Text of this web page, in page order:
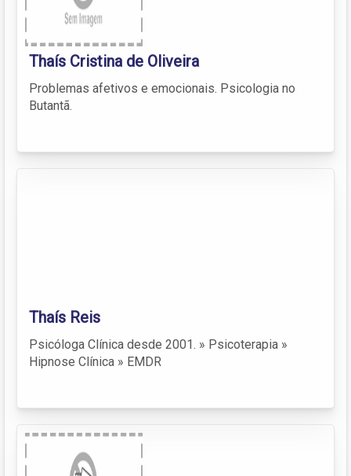
Thaís Cristina de Oliveira
Problemas afetivos e emocionais. Psicologia no
Butantã.
Thaís Reis
Psicóloga Clínica desde 2001. » Psicoterapia »
Hipnose Clínica » EMDR